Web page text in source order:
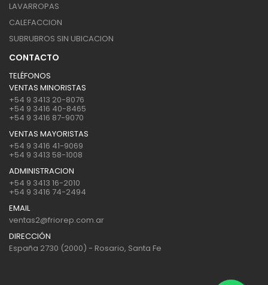
LAVARROPAS
CALEFACCION
SUBRUBROS SIN UBICACION
CONTACTO
TELÉFONOS
VENTAS MINORISTAS
+54 9 3413 20-8076
+54 9 3416 40-8465
+54 9 3416 87-9070
VENTAS MAYORISTAS
+54 9 3416 41-9069
+54 9 3413 58-1008
ADMINISTRACION
+54 9 3413 16-2010
+54 9 3416 74-2494
EMAIL
ventas2@friorep.com.ar
DIRECCIÓN
España 2730 (2000) - Rosario, Santa Fe